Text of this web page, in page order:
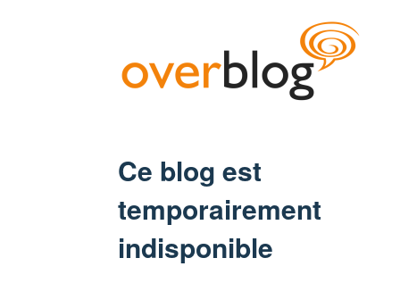
Ce blog est
temporairement
indisponible